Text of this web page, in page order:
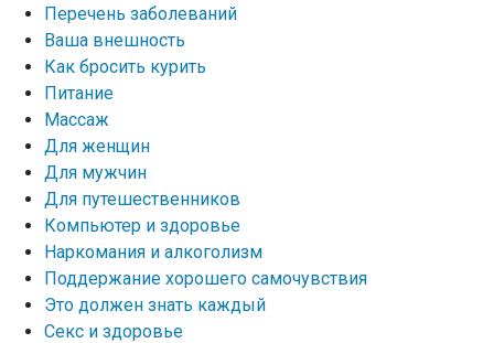
Перечень заболеваний
Ваша внешность
Как бросить курить
Питание
Массаж
Для женщин
Для мужчин
Для путешественников
Компьютер и здоровье
Наркомания и алкоголизм
Поддержание хорошего самочувствия
Это должен знать каждый
Секс и здоровье